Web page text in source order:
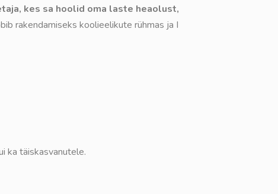
kes sa hoolid oma laste heaolust,
rakendamiseks koolieelikute rühmas ja I
ka täiskasvanutele.